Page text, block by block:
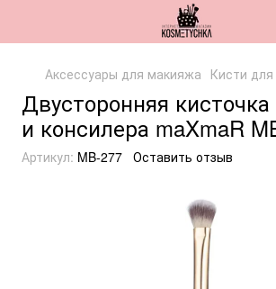
Аксессуары для макияжа Кисти
Двусторонняя
и консилера maXmaR
Артикул: MB-277 Оставить отзыв